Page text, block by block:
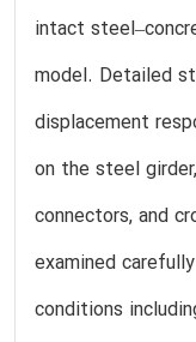
intact
model. Detailed
displacement
on the steel
connectors, and
examined
conditions